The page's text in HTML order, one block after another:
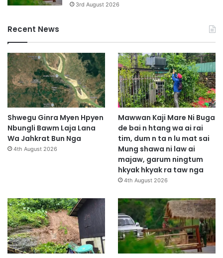
3rd August 2026
Recent News
Shwegu Ginra Myen Hpyen
Nbungli Bawm Laja Lana
Wa Jahkrat Bun Nga
4th August 2026
Mawwan Kaji Mare Ni Buga
de bai n htang wa ai rai
tim, dum n ta n lu mat sai
Mung shawa ni law ai
majaw, garum ningtum
hkyak hkyak ra taw nga
4th August 2026